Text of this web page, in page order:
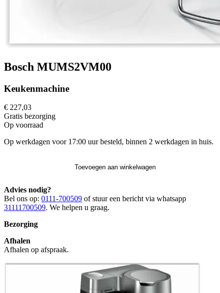
Bosch MUMS2VM00
Keukenmachine
€ 227,03
Gratis bezorging
Op voorraad
Op werkdagen voor 17:00 uur besteld, binnen 2 werkdagen in huis.
Toevoegen aan winkelwagen
Advies nodig?
Bel ons op: 0111-700509 of stuur een bericht via whatsapp
31111700509. We helpen u graag.
Bezorging
Afhalen
Afhalen op afspraak.